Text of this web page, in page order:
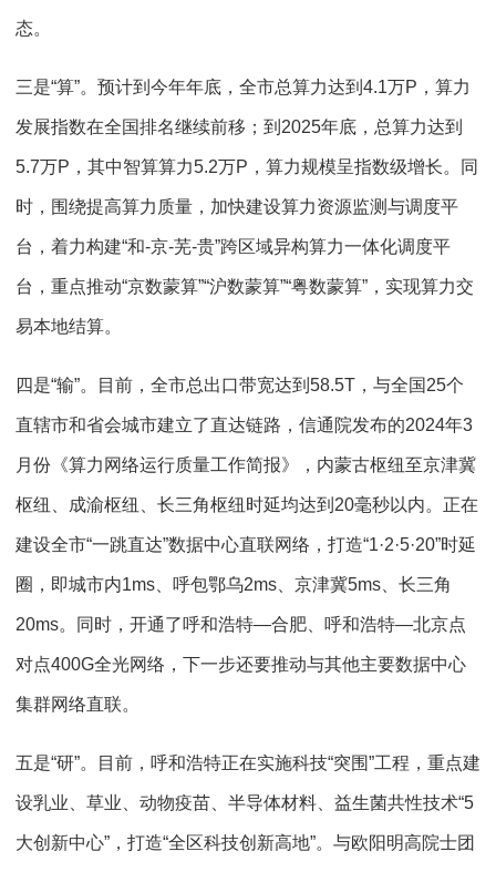
态。
三是“算”。预计到今年年底，全市总算力达到4.1万P，算力
发展指数在全国排名继续前移；到2025年底，总算力达到
5.7万P，其中智算算力5.2万P，算力规模呈指数级增长。同
时，围绕提高算力质量，加快建设算力资源监测与调度平
台，着力构建“和-京-芜-贵”跨区域异构算力一体化调度平
台，重点推动“京数蒙算”“沪数蒙算”“粤数蒙算”，实现算力交
易本地结算。
四是“输”。目前，全市总出口带宽达到58.5T，与全国25个
直辖市和省会城市建立了直达链路，信通院发布的2024年3
月份《算力网络运行质量工作简报》，内蒙古枢纽至京津冀
枢纽、成渝枢纽、长三角枢纽时延均达到20毫秒以内。正在
建设全市“一跳直达”数据中心直联网络，打造“1·2·5·20”时延
圈，即城市内1ms、呼包鄂乌2ms、京津冀5ms、长三角
20ms。同时，开通了呼和浩特—合肥、呼和浩特—北京点
对点400G全光网络，下一步还要推动与其他主要数据中心
集群网络直联。
五是“研”。目前，呼和浩特正在实施科技“突围”工程，重点建
设乳业、草业、动物疫苗、半导体材料、益生菌共性技术“5
大创新中心”，打造“全区科技创新高地”。与欧阳明高院士团